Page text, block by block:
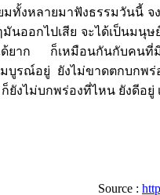
ทั้งหลายมาฟังธรรมวันนี้
มันออกไปเสีย จะได้เป็นม
ได้ยาก ก็เหมือนกันกับค
บูรณ์อยู่ ยังไม่ขาดตกบกพ
ก็ยังไม่บกพร่องที่ไหน ยังดีอ
Source :